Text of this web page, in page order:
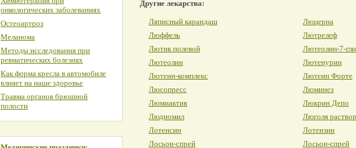
Другие лекарства:
Ляписный карандаш
Люцерна
Люффель
Лютрелеф
Лютик полевой
Лютеолин-7-
Лютеолин
Лютенурин
Лютеин-комплекс
Лютеин Форте
Люсопресс
Люминез
Люмиактив
Люкрин Депо
Людиомил
Люголя
Лотенсин
Лотензин
Лосьон-спрей
Лосьон-спрей
онкологических заболеваниях
Остеоартроз
Меланома
Методы исследования при
ревматических болезнях
Как форма кресла в автомобиле
влияет на наше здоровье
Травма органов брюшной
полости